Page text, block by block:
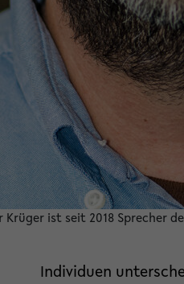
Krüger ist seit 2018 Sprecher
Individuen